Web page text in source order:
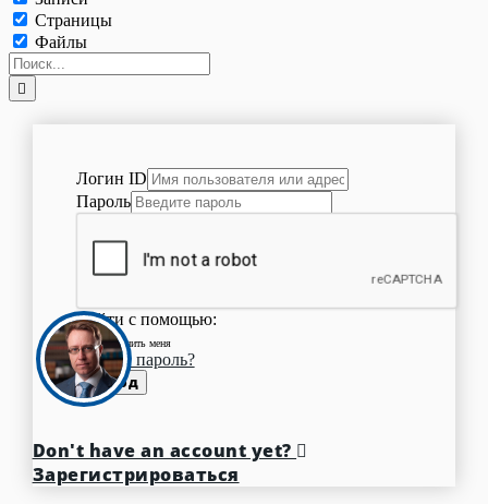
Страницы
Файлы
Логин ID
Пароль
Войти с помощью:
Запомнить меня
Забыли пароль?
Вход
Don't have an account yet?
Зарегистрироваться